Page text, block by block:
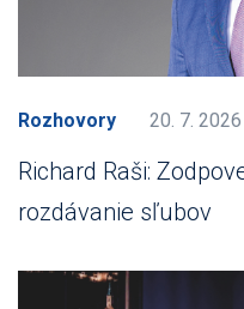
Rozhovory 20. 7. 2026
Richard Raši:
rozdávanie sľubov